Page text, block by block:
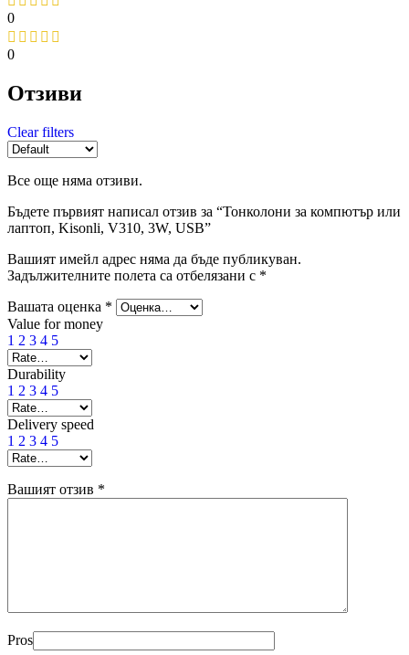
0
0
Отзиви
Clear filters
Все още няма отзиви.
Бъдете първият написал отзив за “Тонколони за компютър или
лаптоп, Kisonli, V310, 3W, USB”
Вашият имейл адрес няма да бъде публикуван.
Задължителните полета са отбелязани с *
Вашата оценка *
Value for money
1 2 3 4 5
Durability
1 2 3 4 5
Delivery speed
1 2 3 4 5
Вашият отзив *
Pros